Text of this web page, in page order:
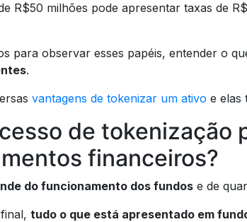
R$50 milhões pode apresentar taxas de
para observar esses papéis, entender o
.
vantagens de tokenizar um ativo e elas
de tokenização
financeiros?
do funcionamento dos fundos e de
tudo o que está apresentado em